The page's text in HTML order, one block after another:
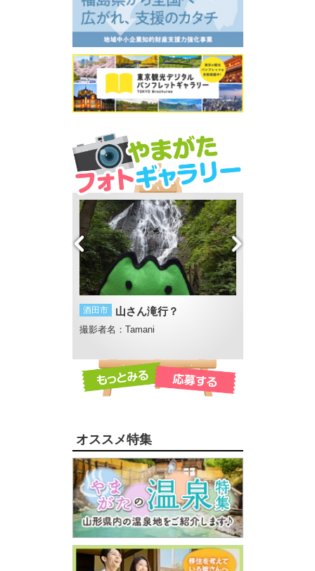
酒田市 山さん滝行？
撮影者名：Tamani
オススメ特集